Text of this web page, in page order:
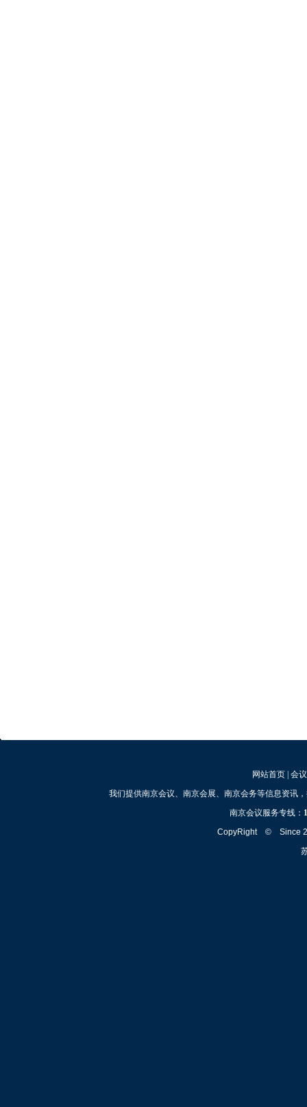
网站首页| 会
我们提供南京会议、南京会展、南京会务等信息资讯
南京会议服务专线：
CopyRight © Since